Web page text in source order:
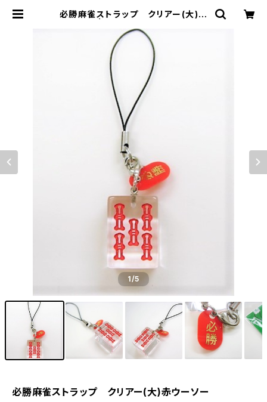
必勝麻雀ストラップ クリアー(大)赤
NE SHOP
1/5
必勝麻雀ストラップ クリアー(大)赤ウーソー